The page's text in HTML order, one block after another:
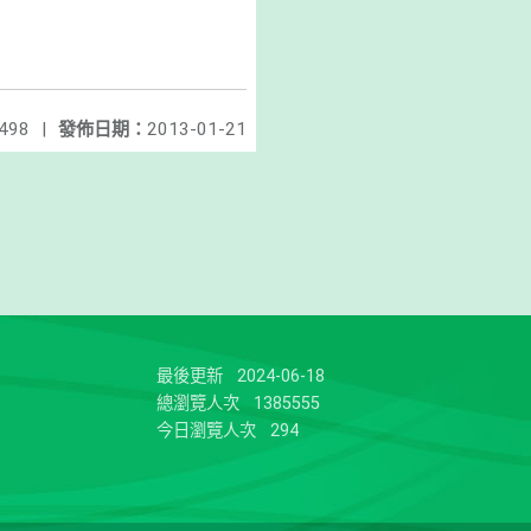
發佈日期： 2013-01-21
|
最後更新
2024-06-18
總瀏覽人次
1385555
今日瀏覽人次
294